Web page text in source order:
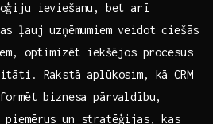
‌ieviešanu,⁣ bet⁢ arī‌
ļauj⁤ uzņēmumiem veidot ⁣ciešās‍
optimizēt iekšējos procesus‍
Rakstā aplūkosim, kā ⁢CRM
biznesa pārvaldību,
un stratēģijas, ⁤kas